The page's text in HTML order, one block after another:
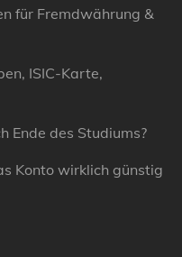
für Fremdwährung &
ISIC-Karte,
Ende des Studiums?
Konto wirklich günstig